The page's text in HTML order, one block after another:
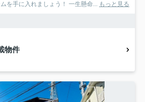
を手に入れましょう！ 一生懸命... もっと見る
物件